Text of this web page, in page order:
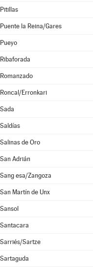
Pitillas
Puente la Reina/Gares
Pueyo
Ribaforada
Romanzado
Roncal/Erronkari
Sada
Saldías
Salinas de Oro
San Adrián
Sang esa/Zangoza
San Martín de Unx
Sansol
Santacara
Sarriés/Sartze
Sartaguda